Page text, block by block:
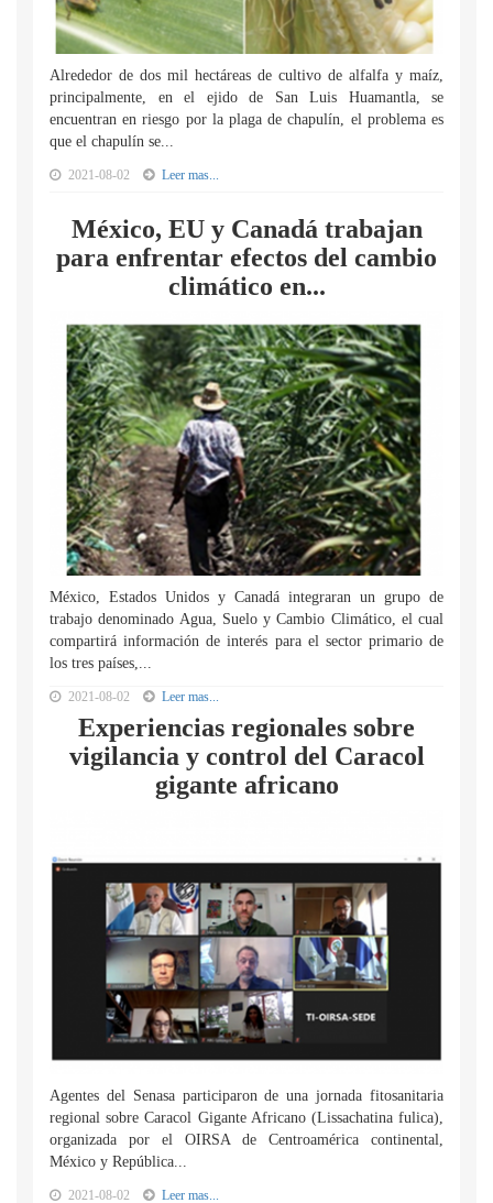
Alrededor de dos mil hectáreas de cultivo de alfalfa y maíz,
principalmente, en el ejido de San Luis Huamantla, se
encuentran en riesgo por la plaga de chapulín, el problema es
que el chapulín se...
2021-08-02 Leer mas...
México, EU y Canadá trabajan
para enfrentar efectos del cambio
climático en...
México, Estados Unidos y Canadá integraran un grupo de
trabajo denominado Agua, Suelo y Cambio Climático, el cual
compartirá información de interés para el sector primario de
los tres países,...
2021-08-02 Leer mas...
Experiencias regionales sobre
vigilancia y control del Caracol
gigante africano
Agentes del Senasa participaron de una jornada fitosanitaria
regional sobre Caracol Gigante Africano (Lissachatina fulica),
organizada por el OIRSA de Centroamérica continental,
México y República...
2021-08-02 Leer mas...